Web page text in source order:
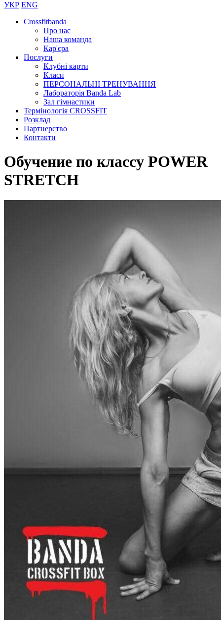
УКР ENG
Crossfitbanda
Про нас
Наша команда
Кар'єра
Послуги
Клубні карти
Класи
ПЕРСОНАЛЬНІ ТРЕНУВАННЯ
Лабораторія Banda Lab
Зал гімнастики
Термінологія CROSSFIT
Розклад
Партнерство
Контакти
Обучение по классу POWER
STRETCH